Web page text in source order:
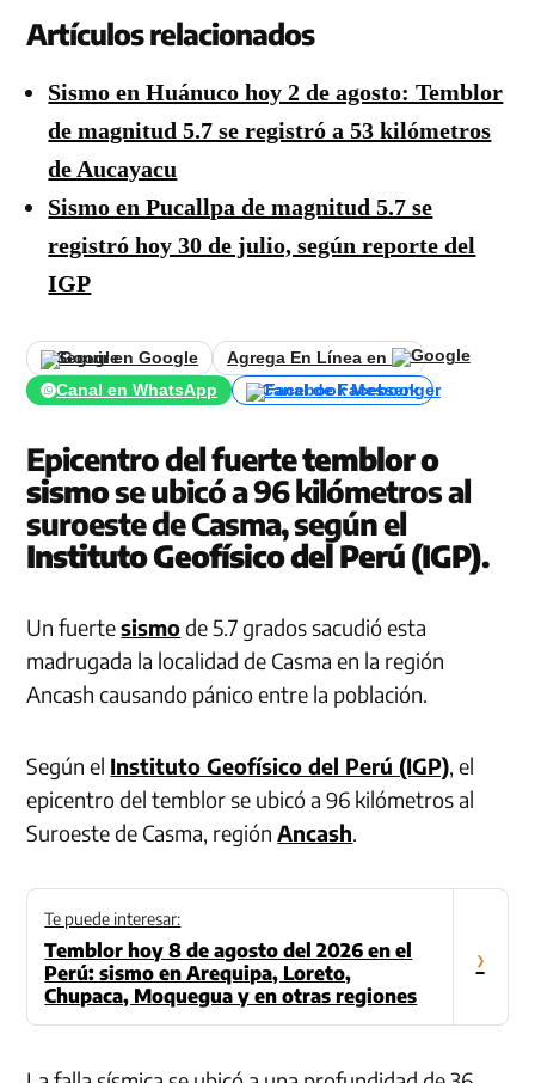
Artículos relacionados
Sismo en Huánuco hoy 2 de agosto: Temblor
de magnitud 5.7 se registró a 53 kilómetros
de Aucayacu
Sismo en Pucallpa de magnitud 5.7 se
registró hoy 30 de julio, según reporte del
IGP
Seguir en Google
Agrega En Línea en
Canal en WhatsApp
Canal de Facebook
Epicentro del fuertetemblor o
sismose ubicó a 96 kilómetros al
suroeste de Casma, según el
Instituto Geofísico del Perú (IGP).
Un fuertesismode 5.7 grados sacudió esta
madrugada la localidad de Casma en la región
Ancash causando pánico entre la población.
Según el Instituto Geofísico del Perú (IGP), el
epicentro del temblor se ubicó a 96 kilómetros al
Suroeste de Casma, regiónAncash.
Te puede interesar:
Temblor hoy 8 de agosto del 2026 en el
Perú: sismo en Arequipa, Loreto,
Chupaca, Moquegua y en otras regiones
›